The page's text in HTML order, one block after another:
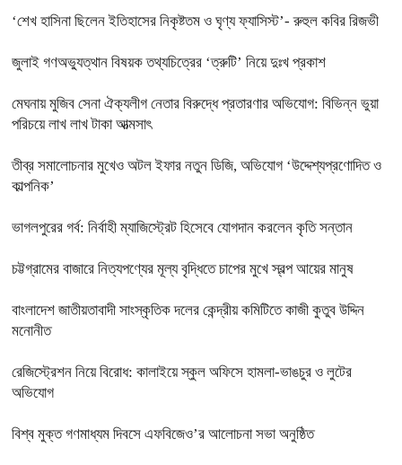
‘শেখ হাসিনা ছিলেন ইতিহাসের নিকৃষ্টতম ও ঘৃণ্য ফ্যাসিস্ট’- রুহুল কবির রিজভী
জুলাই গণঅভ্যুত্থান বিষয়ক তথ্যচিত্রের ‘ত্রুটি’ নিয়ে দুঃখ প্রকাশ
মেঘনায় মুজিব সেনা ঐক্যলীগ নেতার বিরুদ্ধে প্রতারণার অভিযোগ: বিভিন্ন ভুয়া
পরিচয়ে লাখ লাখ টাকা আত্মসাৎ
তীব্র সমালোচনার মুখেও অটল ইফার নতুন ডিজি, অভিযোগ ‘উদ্দেশ্যপ্রণোদিত ও
কাল্পনিক’
ভাগলপুরের গর্ব: নির্বাহী ম্যাজিস্ট্রেট হিসেবে যোগদান করলেন কৃতি সন্তান
চট্টগ্রামের বাজারে নিত্যপণ্যের মূল্য বৃদ্ধিতে চাপের মুখে স্বল্প আয়ের মানুষ
বাংলাদেশ জাতীয়তাবাদী সাংস্কৃতিক দলের কেন্দ্রীয় কমিটিতে কাজী কুতুব উদ্দিন
মনোনীত
রেজিস্ট্রেশন নিয়ে বিরোধ: কালাইয়ে স্কুল অফিসে হামলা-ভাঙচুর ও লুটের
অভিযোগ
বিশ্ব মুক্ত গণমাধ্যম দিবসে এফবিজেও’র আলোচনা সভা অনুষ্ঠিত